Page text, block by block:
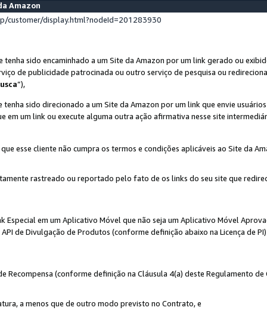
Amazon
customer/display.html?nodeId=201283930
sido encaminhado a um Site da Amazon por um link gerado ou
de publicidade patrocinada ou outro serviço de pesquisa ou
”),
sido direcionado a um Site da Amazon por um link que envie
em um link ou execute alguma outra ação afirmativa nesse site
esse cliente não cumpra os termos e condições aplicáveis ao Site da
rastreado ou reportado pelo fato de os links do seu site que
em um Aplicativo Móvel que não seja um Aplicativo Móvel
de Divulgação de Produtos (conforme definição abaixo na Licença de
Recompensa (conforme definição na Cláusula 4(a) deste Regulamento
a menos que de outro modo previsto no Contrato, e